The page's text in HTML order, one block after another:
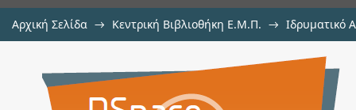
Αρχική Σελίδα → Κεντρική Βιβλιοθήκη Ε.Μ.Π. → Ιδρυματικό
Διερεύνηση Ορατότητας